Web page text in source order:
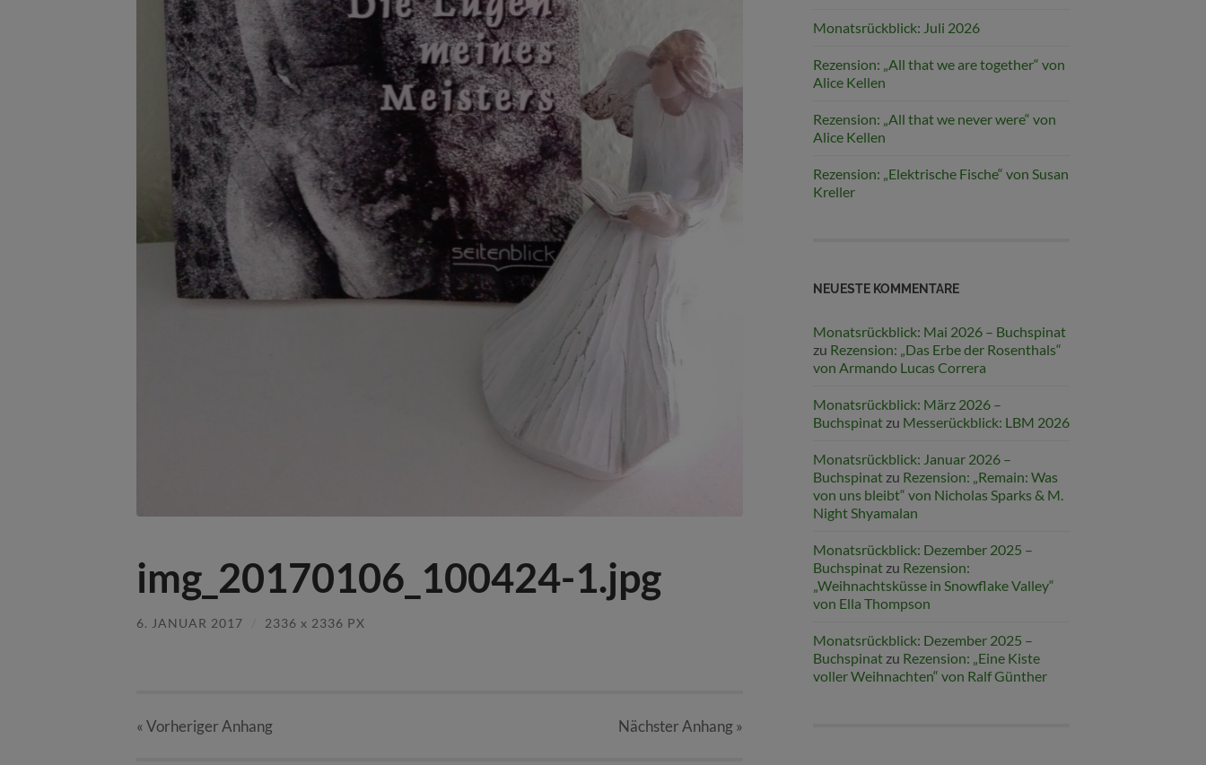
img_20170106_100424-1.jpg
6. JANUAR 2017 2336 x 2336 PX
« VorherigerAnhang NächsterAnhang»
Monatsrückblick: Juli 2026
Rezension: „All that we are together“ von
Alice Kellen
Rezension: „All that we never were“ von
Alice Kellen
Rezension: „Elektrische Fische“ von Susan
Kreller
NEUESTE KOMMENTARE
Monatsrückblick: Mai 2026 – Buchspinat
zu Rezension: „Das Erbe der Rosenthals“
von Armando Lucas Correra
Monatsrückblick: März 2026 –
Buchspinat zu Messerückblick: LBM 2026
Monatsrückblick: Januar 2026 –
Buchspinat zu Rezension: „Remain: Was
von uns bleibt“ von Nicholas Sparks & M.
Night Shyamalan
Monatsrückblick: Dezember 2025 –
Buchspinat zu Rezension:
„Weihnachtsküsse in Snowflake Valley“
von Ella Thompson
Monatsrückblick: Dezember 2025 –
Buchspinat zu Rezension: „Eine Kiste
voller Weihnachten“ von Ralf Günther